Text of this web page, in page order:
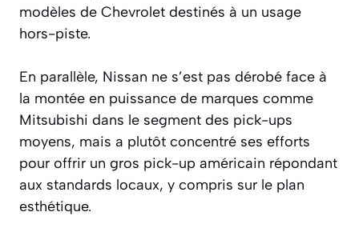
modèles de Chevrolet destinés à un usage
hors-piste.
En parallèle, Nissan ne s’est pas dérobé face à
la montée en puissance de marques comme
Mitsubishi dans le segment des pick-ups
moyens, mais a plutôt concentré ses efforts
pour offrir un gros pick-up américain répondant
aux standards locaux, y compris sur le plan
esthétique.